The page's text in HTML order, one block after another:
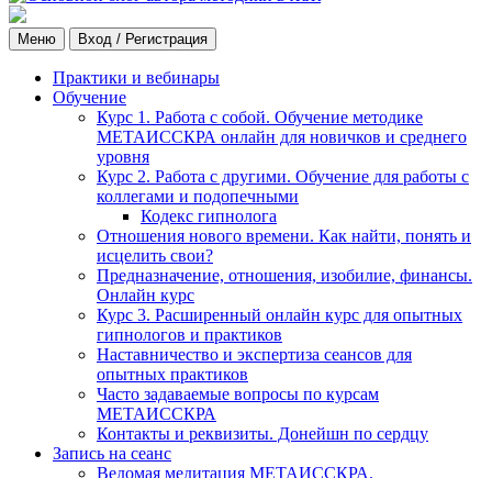
Меню Вход / Регистрация
Практики и вебинары
Обучение
Курс 1. Работа с собой. Обучение методике
МЕТАИССКРА онлайн для новичков и среднего
уровня
Курс 2. Работа с другими. Обучение для работы с
коллегами и подопечными
Кодекс гипнолога
Отношения нового времени. Как найти, понять и
исцелить свои?
Предназначение, отношения, изобилие, финансы.
Онлайн курс
Курс 3. Расширенный онлайн курс для опытных
гипнологов и практиков
Наставничество и экспертиза сеансов для
опытных практиков
Часто задаваемые вопросы по курсам
МЕТАИССКРА
Контакты и реквизиты. Донейшн по сердцу
Запись на сеанс
Ведомая медитация МЕТАИССКРА.